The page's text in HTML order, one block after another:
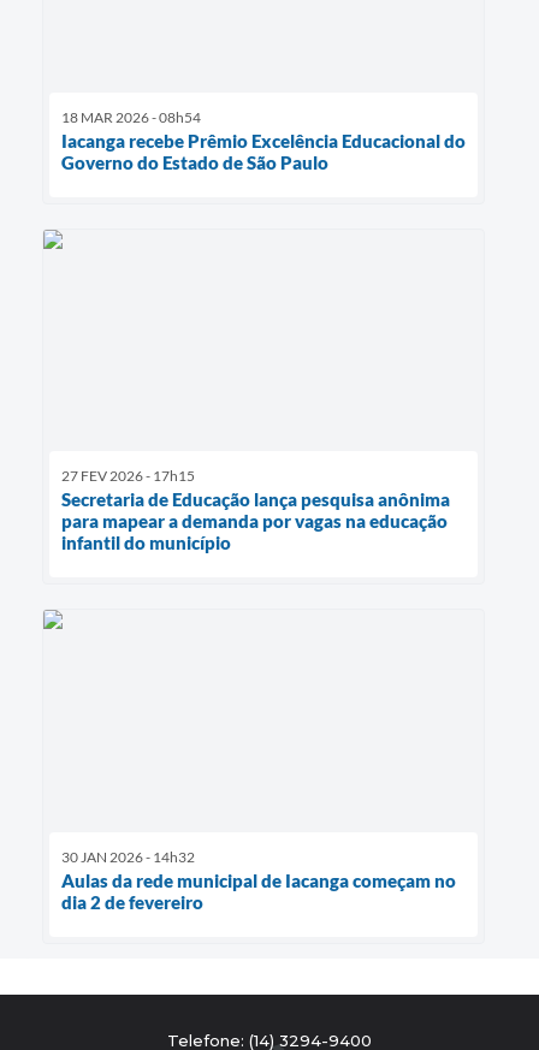
18 MAR 2026 - 08h54
Iacanga recebe Prêmio Excelência Educacional do
Governo do Estado de São Paulo
27 FEV 2026 - 17h15
Secretaria de Educação lança pesquisa anônima
para mapear a demanda por vagas na educação
infantil do município
30 JAN 2026 - 14h32
Aulas da rede municipal de Iacanga começam no
dia 2 de fevereiro
Telefone: (14) 3294-9400